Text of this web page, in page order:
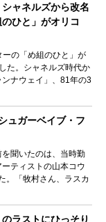
ャネルズから改名
ひと」がオリコ
の「め組のひと」が
た。シャネルズ時代か
ナウェイ」、81年の3
ュガーベイブ・フ
聞いたのは、当時勤
ティストの山本コウ
。「牧村さん、ラスカ
ラストにひっそり